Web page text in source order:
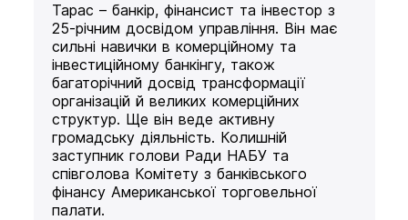
Тарас – банкір, фінансист та інвестор з
25-річним досвідом управління. Він має
сильні навички в комерційному та
інвестиційному банкінгу, також
багаторічний досвід трансформації
організацій й великих комерційних
структур. Ще він веде активну
громадську діяльність. Колишній
заступник голови Ради НАБУ та
співголова Комітету з банківського
фінансу Американської торговельної
палати.